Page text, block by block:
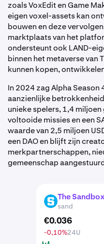
zoals VoxEdit en Game
eigen voxel-assets kan
bouwen en deze
marktplaats van het
ondersteunt ook LAND-
binnen het metaverse van
kunnen kopen,
In 2024 zag Alpha Season
aanzienlijke
unieke spelers, 1,4
voltooide missies en een
waarde van 2,5 miljoen
een DAO en blijft zijn
merkpartnerschappen,
gemeenschap
SAND The Sandbox
sand
€0.036
-0,10%24U